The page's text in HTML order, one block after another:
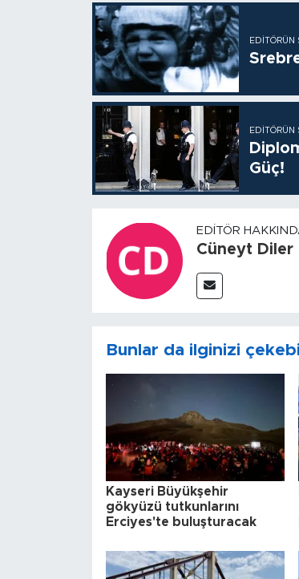
EDITÖRÜN
EDITÖRÜN
Güç!
EDITÖR
Cüneyt Diler
Bunlar da ilginizi
Kayseri Büyükşehir
gökyüzü tutkunlarını
Erciyes'te buluşturacak